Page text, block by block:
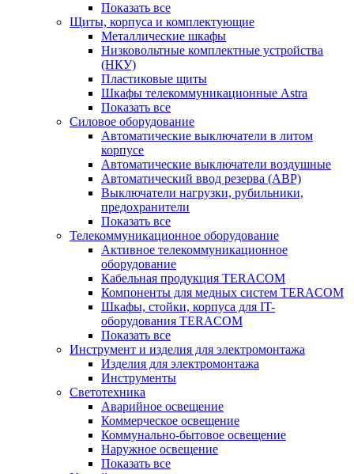
Показать все
Щиты, корпуса и комплектующие
Металлические шкафы
Низковольтные комплектные устройства
(НКУ)
Пластиковые щиты
Шкафы телекоммуникационные Astra
Показать все
Силовое оборудование
Автоматические выключатели в литом
корпусе
Автоматические выключатели воздушные
Автоматический ввод резерва (АВР)
Выключатели нагрузки, рубильники,
предохранители
Показать все
Телекоммуникационное оборудование
Активное телекоммуникационное
оборудование
Кабельная продукция TERACOM
Компоненты для медных систем TERACOM
Шкафы, стойки, корпуса для IT-
оборудования TERACOM
Показать все
Инструмент и изделия для электромонтажа
Изделия для электромонтажа
Инструменты
Светотехника
Аварийное освещение
Коммерческое освещение
Коммунально-бытовое освещение
Наружное освещение
Показать все